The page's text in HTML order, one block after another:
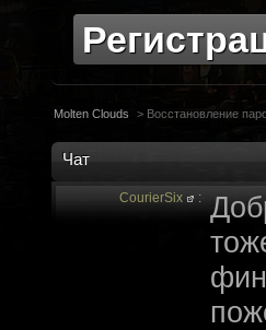
Molten Clouds > Восстановление
Чат
CourierSix :